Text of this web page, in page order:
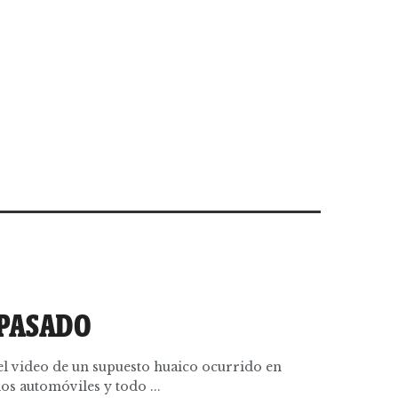
video de un supuesto huaico ocurrido en
automóviles y todo ...